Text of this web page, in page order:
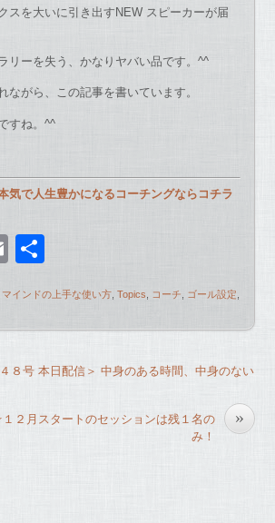
スを大いに引き出すNEW スピーカーが届
リーを失う、かなりヤバい品です。^^
ながら、この記事を書いています。
すね。^^
気で人生豊かになるコーチングならコチラ
E
ail
マインドの上手な使い方 ,Topics コーチ ゴール設定
８号 本日配信＞ 中身のある時間、中身のない
»
２月スタートのセッションは残１名の
み！